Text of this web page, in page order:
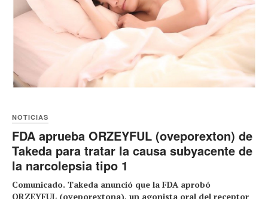
NOTICIAS
FDA aprueba ORZEYFUL (oveporexton) de
Takeda para tratar la causa subyacente de
la narcolepsia tipo 1
Comunicado. Takeda anunció que la FDA aprobó
ORZEYFUL (oveporextona), un agonista oral del receptor